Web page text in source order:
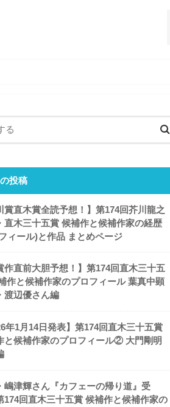
投稿
賞直木賞全読予想！】第174回芥川龍之
直木三十五賞 候補作と候補作家の経歴
ィール)と作品 まとめページ
作直前大胆予想！】第174回直木三十五
作と候補作家のプロフィール 葉真中顕
渡辺優さん編
年1月14日発表】第174回直木三十五賞
と候補作家のプロフィール② 大門剛明
嶋津輝さん『カフェーの帰り道』受
174回直木三十五賞 候補作と候補作家の